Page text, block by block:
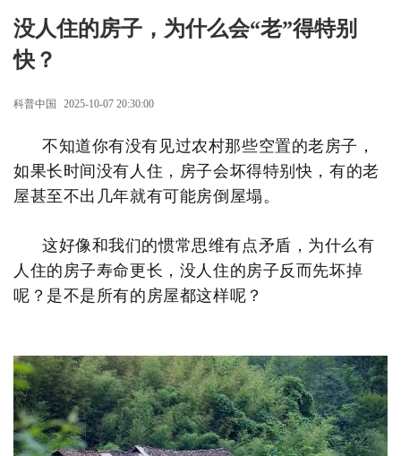
没人住的房子，为什么会“老”得特别
快？
科普中国 2025-10-07 20:30:00
不知道你有没有见过农村那些空置的老房子，
如果长时间没有人住，房子会坏得特别快，有的老
屋甚至不出几年就有可能房倒屋塌。
这好像和我们的惯常思维有点矛盾，为什么有
人住的房子寿命更长，没人住的房子反而先坏掉
呢？是不是所有的房屋都这样呢？